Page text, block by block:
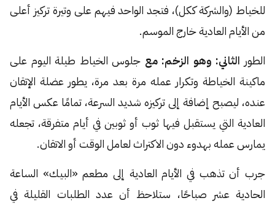
للخياط (والشركة ككل)، فتجد الواحد فيهم على وتيرة تركيز أعلى
من الأيام العادية خارج الموسم.
الطور الثاني: وهو الزخم: مع جلوس الخياط طيلة اليوم على
ماكينة الخياطة وتكرار عمله مرة بعد مرة، يطور عضلة الإتقان
عنده، ليصبح إضافة إلى تركيزه شديد السرعة، تمامًا عكس الأيام
العادية التي يستقبل فيها ثوب أو ثوبين في أيام متفرقة، تجعله
يمارس عمله بهدوء دون الاكتراث لعامل الوقت أو الاتقان.
جرب أن تذهب في الأيام العادية إلى مطعم «البيك» الساعة
الحادية عشر صباحًا، ستلاحظ أن عدد الطلبات القليلة في